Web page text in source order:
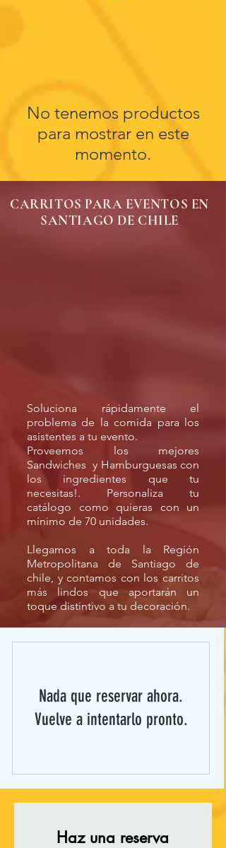
No tenemos productos
para mostrar en este
momento.
CARRITOS PARA EVENTOS EN
SANTIAGO DE CHILE
Soluciona rápidamente el
problema de la comida para los
asistentes a tu evento.
Proveemos los mejores
Sandwiches y Hamburguesas con
los ingredientes que tu
necesitas!. Personaliza tu
catálogo como quieras con un
mínimo de 70 unidades.
Llegamos a toda la Región
Metropolitana de Santiago de
chile, y contamos con los carritos
más lindos que aportarán un
toque distintivo a tu decoración.
Nada que reservar ahora.
Vuelve a intentarlo pronto.
Haz una reserva